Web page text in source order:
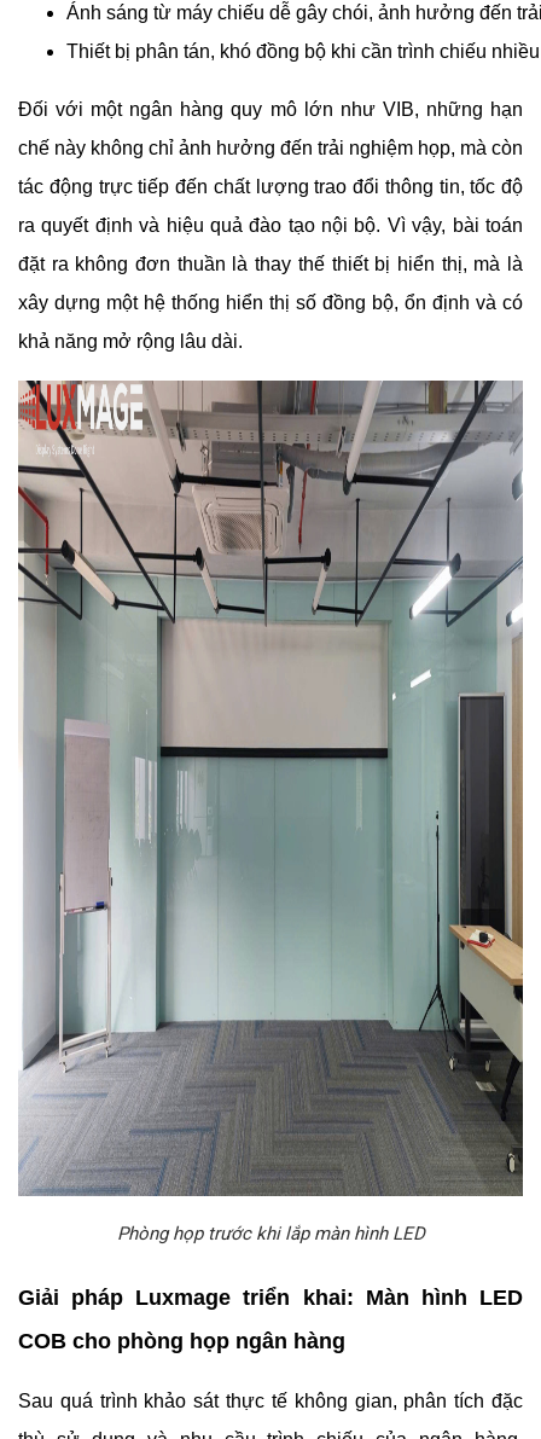
Ánh sáng từ máy chiếu dễ gây chói, ảnh hưởng đến
Thiết bị phân tán, khó đồng bộ khi cần trình chiếu
Đối với một ngân hàng quy mô lớn như VIB, những hạn
chế này không chỉ ảnh hưởng đến trải nghiệm họp, mà còn
tác động trực tiếp đến chất lượng trao đổi thông tin, tốc độ
ra quyết định và hiệu quả đào tạo nội bộ. Vì vậy, bài toán
đặt ra không đơn thuần là thay thế thiết bị hiển thị, mà là
xây dựng một hệ thống hiển thị số đồng bộ, ổn định và có
khả năng mở rộng lâu dài.
Phòng họp trước khi lắp màn hình LED
Giải pháp Luxmage triển khai: Màn hình LED
COB cho phòng họp ngân hàng
Sau quá trình khảo sát thực tế không gian, phân tích đặc